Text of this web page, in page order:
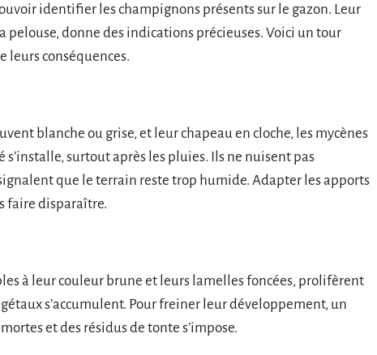
identifier les champignons présents sur le gazon. Leur
pelouse, donne des indications précieuses. Voici un tour
leurs conséquences.
blanche ou grise, et leur chapeau en cloche, les mycènes
surtout après les pluies. Ils ne nuisent pas
que le terrain reste trop humide. Adapter les apports
faire disparaître.
à leur couleur brune et leurs lamelles foncées, prolifèrent
s’accumulent. Pour freiner leur développement, un
et des résidus de tonte s’impose.